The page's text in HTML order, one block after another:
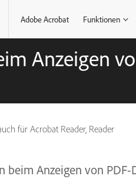
Adobe Acrobat Funktionen
Anzeigen
für Acrobat Reader, Reader
beim Anzeigen von